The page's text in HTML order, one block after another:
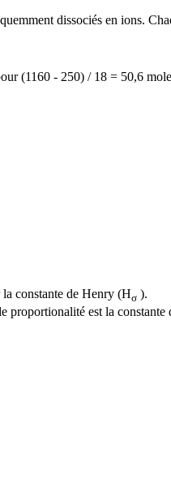
dissociés en ions.
(1160 - 250) / 18 = 50,6
constante de Henry (Hσ ).
proportionalité est la